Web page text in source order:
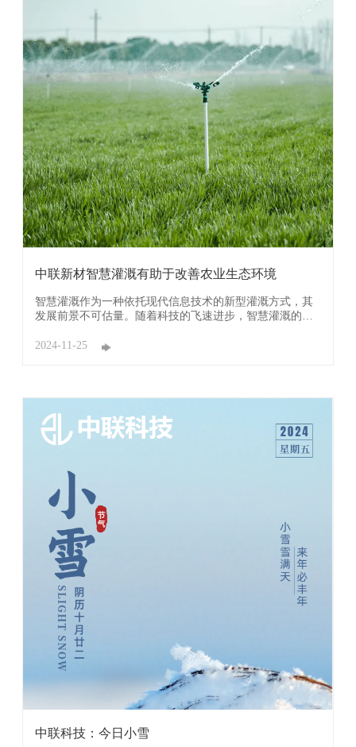
中联新材智慧灌溉有助于改善农业生态环境
智慧灌溉作为一种依托现代信息技术的新型灌溉方式，其
发展前景不可估量。随着科技的飞速进步，智慧灌溉的应
改变传统农业的灌溉方式，更将为农业带来前所未有的机
2024-11-25
中联科技：今日小雪